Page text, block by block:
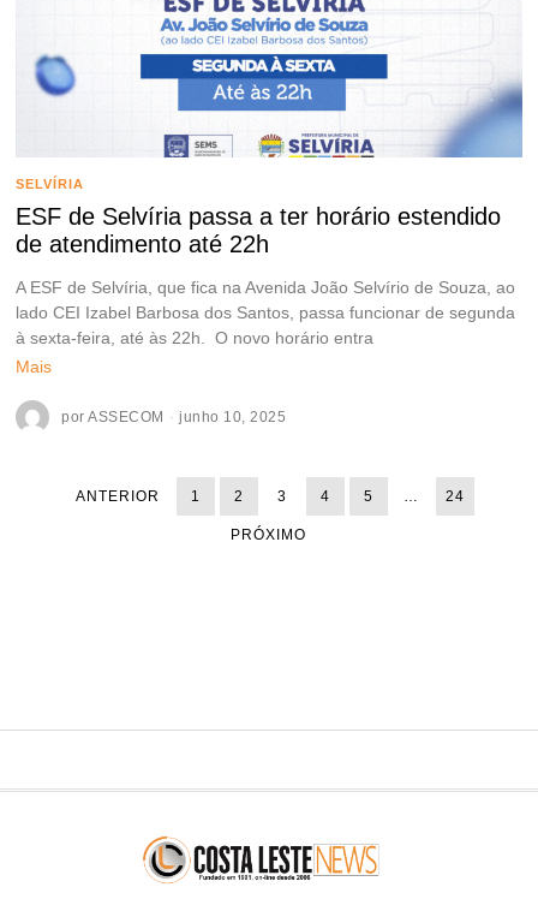
SELVÍRIA
ESF de Selvíria passa a ter horário estendido
de atendimento até 22h
A ESF de Selvíria, que fica na Avenida João Selvírio de Souza, ao
lado CEI Izabel Barbosa dos Santos, passa funcionar de segunda
à sexta-feira, até às 22h. O novo horário entra
Mais
porASSECOM junho 10, 2025
ANTERIOR 1 2 3 4 5 24
PRÓXIMO